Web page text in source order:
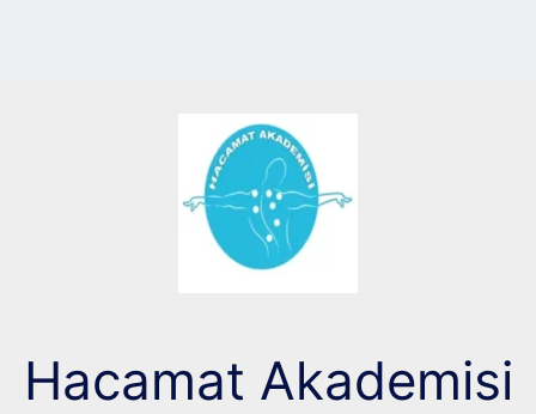
Hacamat Akademisi